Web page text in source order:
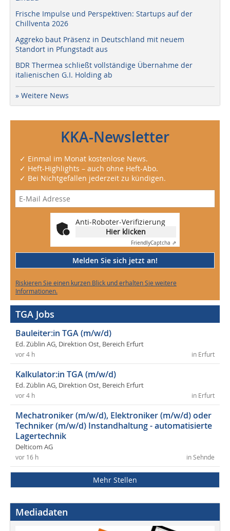
Frische Impulse und Perspektiven: Startups auf der
Chillventa 2026
Aggreko baut Präsenz in Deutschland mit neuem
Standort in Pfungstadt aus
BDR Thermea schließt vollständige Übernahme der
italienischen G.I. Holding ab
» Weitere News
KKA-Newsletter
✓ Einmal im Monat kostenlose News.
✓ Heft-Highlights – auch ohne Heft-Abo.
✓ Bei Nichtgefallen jederzeit zu kündigen.
Anti-Roboter-Verifizierung
Hier klicken
FriendlyCaptcha ⇗
Melden Sie sich jetzt an!
Riskieren Sie einen kurzen Blick und erhalten Sie weitere
Informationen.
TGA Jobs
Bauleiter:in TGA (m/w/d)
Ed. Züblin AG, Direktion Ost, Bereich Erfurt
in Erfurt
vor 4 h
Kalkulator:in TGA (m/w/d)
Ed. Züblin AG, Direktion Ost, Bereich Erfurt
in Erfurt
vor 4 h
Mechatroniker (m/w/d), Elektroniker (m/w/d) oder
Techniker (m/w/d) Instandhaltung - automatisierte
Lagertechnik
Delticom AG
in Sehnde
vor 16 h
Mehr Stellen
Mediadaten